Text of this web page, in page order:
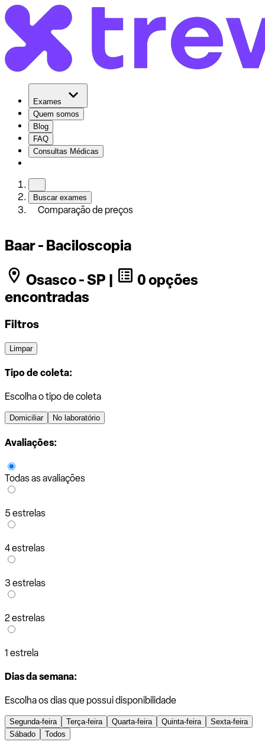
Exames
Quem somos
Blog
FAQ
Consultas Médicas
Buscar exames
Comparação de preços
Baar - Baciloscopia
Osasco - SP |
0 opções
encontradas
Filtros
Limpar
Tipo de coleta:
Escolha o tipo de coleta
Domiciliar No laboratório
Avaliações:
Todas as avaliações
5 estrelas
4 estrelas
3 estrelas
2 estrelas
1 estrela
Dias da semana:
Escolha os dias que possui disponibilidade
Segunda-feira Terça-feira Quarta-feira Quinta-feira
Sexta-feira
Sábado
Todos